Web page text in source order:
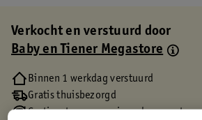
Verkocht en verstuurd door
Baby en Tiener Megastore
Binnen 1 werkdag verstuurd
Gratis thuisbezorgd
Gratis retourneren via verkooppartner.